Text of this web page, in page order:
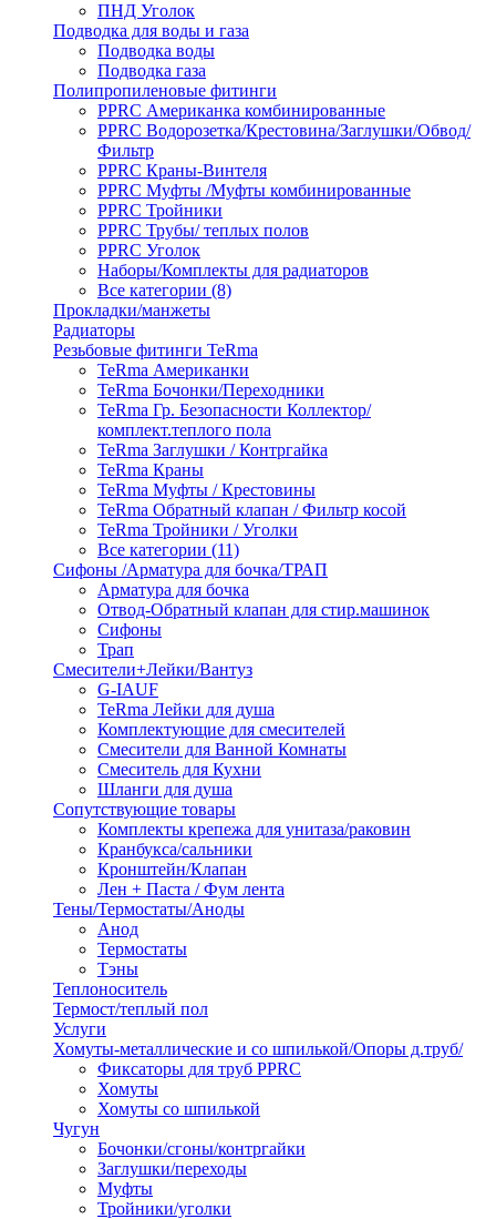
ПНД Уголок
Подводка для воды и газа
Подводка воды
Подводка газа
Полипропиленовые фитинги
PPRC Американка комбинированные
PPRC Водорозетка/Крестовина/Заглушки/Обвод/
Фильтр
PPRC Краны-Винтеля
PPRC Муфты /Муфты комбинированные
PPRC Тройники
PPRC Трубы/ теплых полов
PPRC Уголок
Наборы/Комплекты для радиаторов
Все категории (8)
Прокладки/манжеты
Радиаторы
Резьбовые фитинги TeRma
TeRma Американки
TeRma Бочонки/Переходники
TeRma Гр. Безопасности Коллектор/
комплект.теплого пола
TeRma Заглушки / Контргайка
TeRma Краны
TeRma Муфты / Крестовины
TeRma Обратный клапан / Фильтр косой
TeRma Тройники / Уголки
Все категории (11)
Сифоны /Арматура для бочка/ТРАП
Арматура для бочка
Отвод-Обратный клапан для стир.машинок
Сифоны
Трап
Смесители+Лейки/Вантуз
G-IAUF
TeRma Лейки для душа
Комплектующие для смесителей
Смесители для Ванной Комнаты
Смеситель для Кухни
Шланги для душа
Сопутствующие товары
Комплекты крепежа для унитаза/раковин
Кранбукса/сальники
Кронштейн/Клапан
Лен + Паста / Фум лента
Тены/Термостаты/Аноды
Анод
Термостаты
Тэны
Теплоноситель
Термост/теплый пол
Услуги
Хомуты-металлические и со шпилькой/Опоры д.труб/
Фиксаторы для труб PPRC
Хомуты
Хомуты со шпилькой
Чугун
Бочонки/сгоны/контргайки
Заглушки/переходы
Муфты
Тройники/уголки